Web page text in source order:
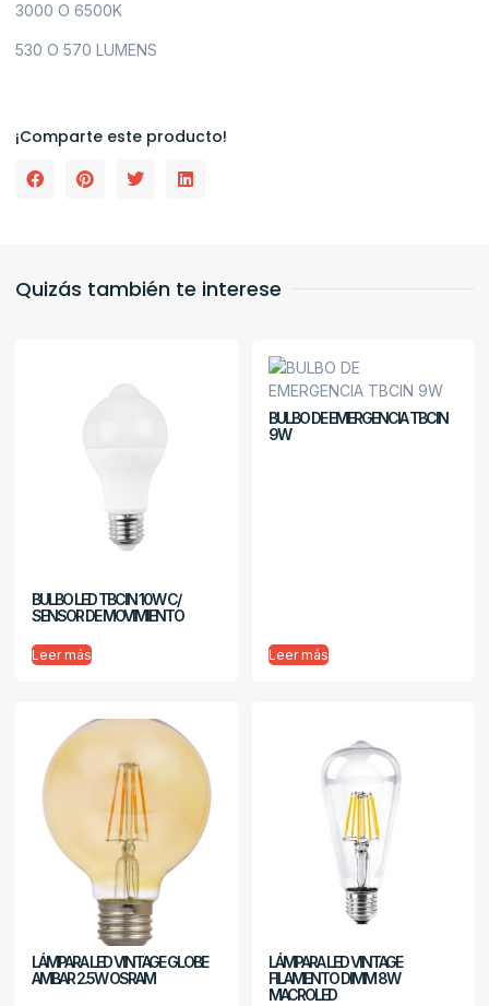
3000 O 6500K
530 O 570 LUMENS
¡Comparte este producto!
Quizás también te interese
BULBO LED TBCIN 10W C/
SENSOR DE MOVIMIENTO
Leer más
BULBO DE EMERGENCIA TBCIN
9W
Leer más
LÁMPARA LED VINTAGE GLOBE
AMBAR 2.5W OSRAM
LÁMPARA LED VINTAGE
FILAMENTO DIMM 8W
MACROLED